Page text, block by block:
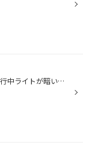
こんにちは(^^)/ 夜の走行中ライトが暗いと感じたことはありますか？ ＬＥＤでライトが明るくなります。 明るくすると雨の日が見ずらくなる時があります。 フォグランプを2色切り替え（白色・黄色）で解決です！！ ＬＥＤまではいらないけど明るくしたい方には ＰＩＡＡのヘットライトバルブをオス...